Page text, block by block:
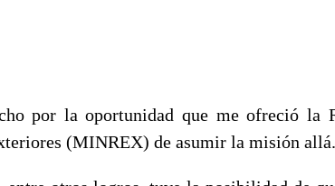
por la oportunidad que me ofreció
(MINREX) de asumir la misión allá.